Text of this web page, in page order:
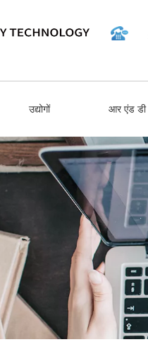
उद्योगों आर एंड डी